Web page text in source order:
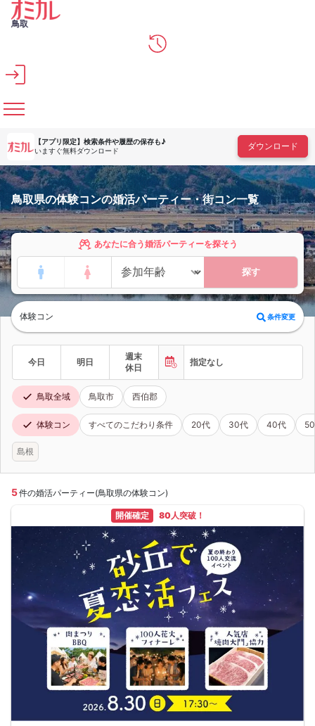
メインコンテンツへスキップ
鳥取
【アプリ限定】 検索条件や履歴の保存も♪
いますぐ無料ダウンロード
ダウンロード
鳥取県の体験コンの婚活パーティー・街コン一覧
あなたに合う婚活パーティーを探そう
探す
体験コン 条件変更
今日 明日
週末
休日
指定なし
鳥取全域 鳥取市 西伯郡
体験コン すべてのこだわり条件 20代 30代 40代
島根
5件の婚活パーティー(鳥取県の体験コン)
開催確定 80人突破！